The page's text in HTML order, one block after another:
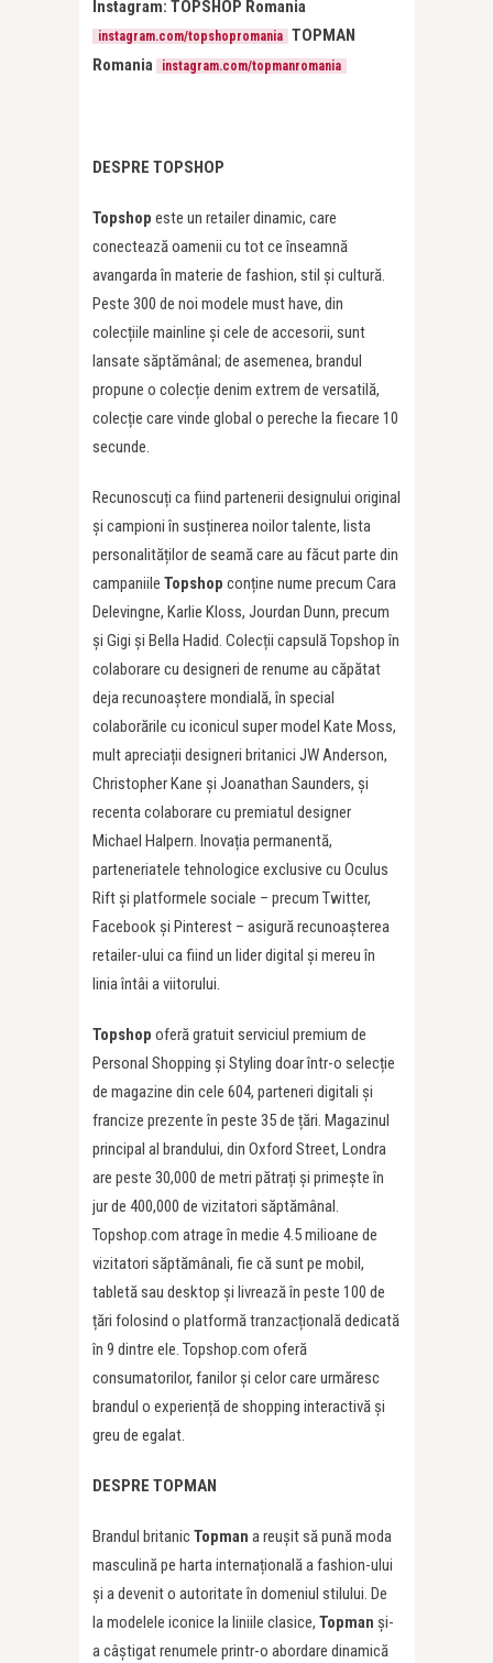
Instagram: TOPSHOP Romania
instagram.com/topshopromania TOPMAN
Romania
instagram.com/topmanromania
DESPRE TOPSHOP
Topshop este un retailer dinamic, care
conectează oamenii cu tot ce înseamnă
avangarda în materie de fashion, stil și cultură.
Peste 300 de noi modele must have, din
colecțiile mainline și cele de accesorii, sunt
lansate săptămânal; de asemenea, brandul
propune o colecție denim extrem de versatilă,
colecție care vinde global o pereche la fiecare 10
secunde.
Recunoscuți ca fiind partenerii designului original
și campioni în susținerea noilor talente, lista
personalităților de seamă care au făcut parte din
campaniile Topshop conține nume precum Cara
Delevingne, Karlie Kloss, Jourdan Dunn, precum
și Gigi și Bella Hadid. Colecții capsulă Topshop în
colaborare cu designeri de renume au căpătat
deja recunoaștere mondială, în special
colaborările cu iconicul super model Kate Moss,
mult apreciații designeri britanici JW Anderson,
Christopher Kane și Joanathan Saunders, și
recenta colaborare cu premiatul designer
Michael Halpern. Inovația permanentă,
parteneriatele tehnologice exclusive cu Oculus
Rift și platformele sociale – precum Twitter,
Facebook și Pinterest – asigură recunoașterea
retailer-ului ca fiind un lider digital și mereu în
linia întâi a viitorului.
Topshop oferă gratuit serviciul premium de
Personal Shopping și Styling doar într-o selecție
de magazine din cele 604, parteneri digitali și
francize prezente în peste 35 de țări. Magazinul
principal al brandului, din Oxford Street, Londra
are peste 30,000 de metri pătrați și primește în
jur de 400,000 de vizitatori săptămânal.
Topshop.com atrage în medie 4.5 milioane de
vizitatori săptămânali, fie că sunt pe mobil,
tabletă sau desktop și livrează în peste 100 de
țări folosind o platformă tranzacțională dedicată
în 9 dintre ele. Topshop.com oferă
consumatorilor, fanilor și celor care urmăresc
brandul o experiență de shopping interactivă și
greu de egalat.
DESPRE TOPMAN
Brandul britanicTopman a reușit să pună moda
masculină pe harta internațională a fashion-ului
și a devenit o autoritate în domeniul stilului. De
la modelele iconice la liniile clasice, Topman și-
a câștigat renumele printr-o abordare dinamică